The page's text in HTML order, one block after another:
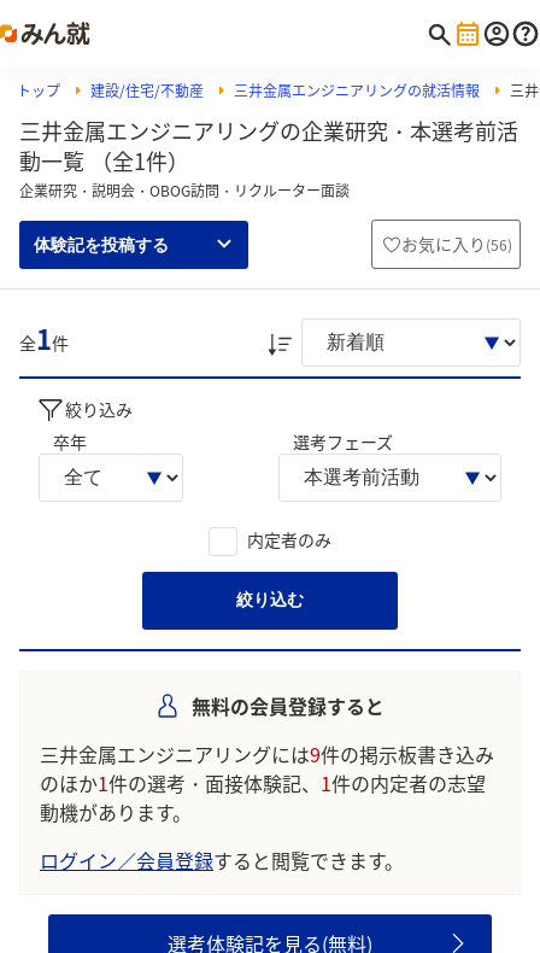
トップ 建設/住宅/不動産 三井金属エンジニアリングの就活情報 三
三井金属エンジニアリングの企業研究・本選考前活
動一覧 （全1件）
企業研究・説明会・OBOG訪問・リクルーター面談
体験記を投稿する お気に入り (56)
全1件
絞り込み
卒年
選考フェーズ
内定者のみ
絞り込む
無料の会員登録すると
三井金属エンジニアリングには9件の掲示板書き込み
のほか1件の選考・面接体験記、 1件の内定者の志望
動機があります。
ログイン／会員登録すると閲覧できます。
選考体験記を見る(無料)